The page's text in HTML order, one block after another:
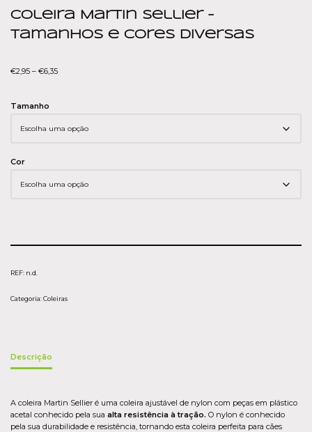
Coleira Martin Sellier –
Tamanhos e cores diversas
€2,95 – €6,35
Tamanho
Cor
REF: n.d.
Categoria:Coleiras
Descrição
A coleira Martin Sellier é uma coleira ajustável de nylon com peças em plástico
acetal conhecido pela sua alta resistência à tração. O nylon é conhecido
pela sua durabilidade e resistência, tornando esta coleira perfeita para cães